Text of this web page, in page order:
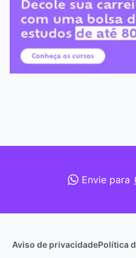
Envie para
Aviso de privacidadePolítica